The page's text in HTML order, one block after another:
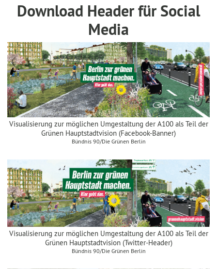
Download Header für Social
Media
Visualisierung zur möglichen Umgestaltung der A100 als Teil der
Grünen Hauptstadtvision (Facebook-Banner)
Bündnis 90/Die Grünen Berlin
Visualisierung zur möglichen Umgestaltung der A100 als Teil der
Grünen Hauptstadtvision (Twitter-Header)
Bündnis 90/Die Grünen Berlin